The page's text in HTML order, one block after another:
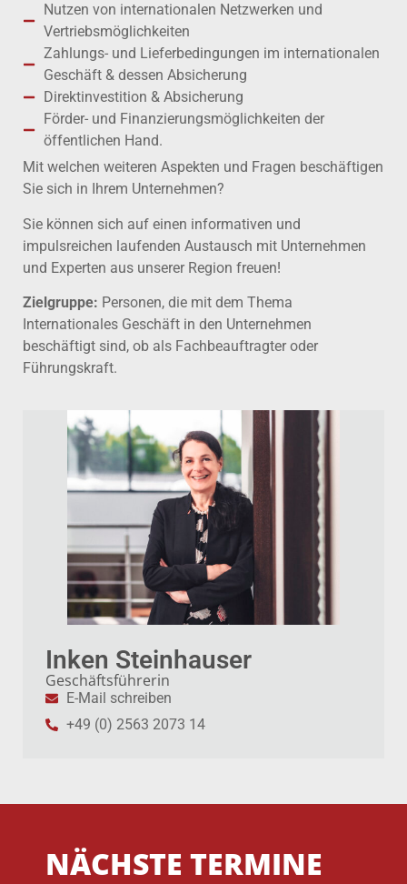
Nutzen von internationalen Netzwerken und
Vertriebsmöglichkeiten
Zahlungs- und Lieferbedingungen im internationalen
Geschäft & dessen Absicherung
Direktinvestition & Absicherung
Förder- und Finanzierungsmöglichkeiten der
öffentlichen Hand.
Mit welchen weiteren Aspekten und Fragen beschäftigen
Sie sich in Ihrem Unternehmen?
Sie können sich auf einen informativen und
impulsreichen laufenden Austausch mit Unternehmen
und Experten aus unserer Region freuen!
Zielgruppe: Personen, die mit dem Thema
Internationales Geschäft in den Unternehmen
beschäftigt sind, ob als Fachbeauftragter oder
Führungskraft.
Inken Steinhauser
Geschäftsführerin
E-Mail schreiben
+49 (0) 2563 2073 14
NÄCHSTE TERMINE